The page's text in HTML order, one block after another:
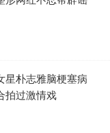
”变身超级特工
星朴志雅脑梗塞病
拍过激情戏